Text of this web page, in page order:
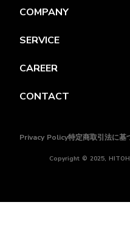
COMPANY
SERVICE
CAREER
CONTACT
Privacy Policy特定商取引法に基
Copyright © 2025,